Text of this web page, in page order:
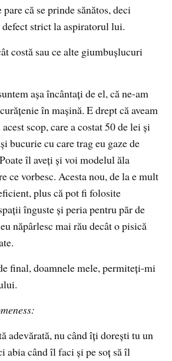
că se prinde sănătos, deci
strict la aspiratorul lui.
costă sau ce alte giumbușlucuri
așa încântați de el, că ne-am
în mașină. E drept că aveam
scop, care a costat 50 de lei și
bucurie cu care trag eu gaze de
îl aveți și voi modelul ăla
ce vorbesc. Acesta nou, de la e mult
plus că pot fi folosite
înguste și peria pentru păr de
năpârlesc mai rău decât o pisică
final, doamnele mele, permiteți-mi
adevărată, nu când îți dorești tu un
abia când îl faci și pe soț să îl